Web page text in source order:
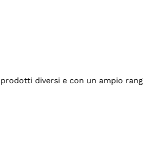
diversi e con un ampio